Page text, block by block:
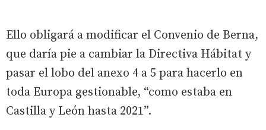
Ello obligará a modificar el Convenio de Berna,
que daría pie a cambiar la Directiva Hábitat y
pasar el lobo del anexo 4 a 5 para hacerlo en
toda Europa gestionable, “como estaba en
Castilla y León hasta 2021”.